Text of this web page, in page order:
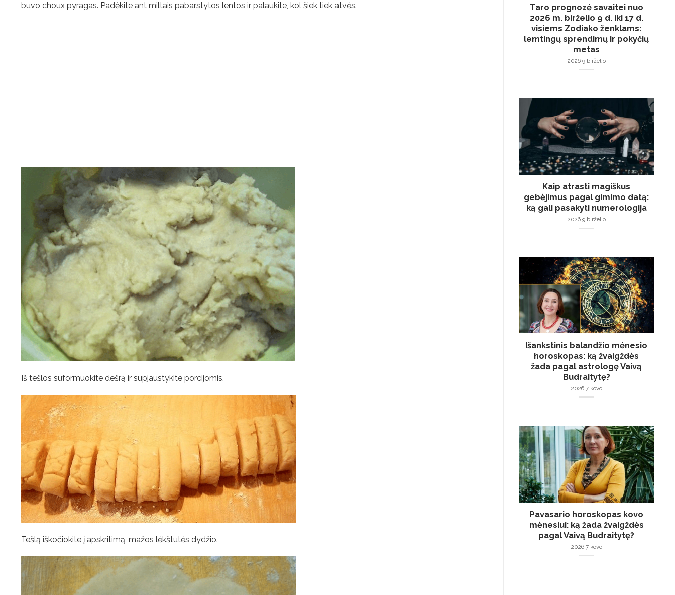
buvo choux pyragas. Padėkite ant miltais pabarstytos lentos ir palaukite, kol šiek tiek atvės.
Iš tešlos suformuokite dešrą ir supjaustykite porcijomis.
Tešlą iškočiokite į apskritimą, mažos lėkštutės dydžio.
Taro prognozė savaitei nuo
2026 m. birželio 9 d. iki 17 d.
visiems Zodiako ženklams:
lemtingų sprendimų ir pokyčių
metas
2026 9 birželio
Kaip atrasti magiškus
gebėjimus pagal gimimo datą:
ką gali pasakyti numerologija
2026 9 birželio
Išankstinis balandžio mėnesio
horoskopas: ką žvaigždės
žada pagal astrologę Vaivą
Budraitytę?
2026 7 kovo
Pavasario horoskopas kovo
mėnesiui: ką žada žvaigždės
pagal Vaivą Budraitytę?
2026 7 kovo